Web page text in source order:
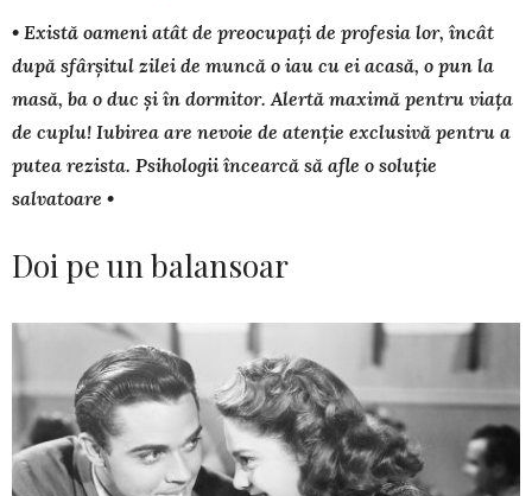
• Există oameni atât de preocupați de profesia lor, încât
după sfârșitul zilei de muncă o iau cu ei acasă, o pun la
masă, ba o duc și în dormitor. Alertă maximă pentru viața
de cuplu! Iubirea are nevoie de atenție exclusivă pentru a
putea rezista. Psihologii încearcă să afle o soluție
salvatoare •
Doi pe un balansoar